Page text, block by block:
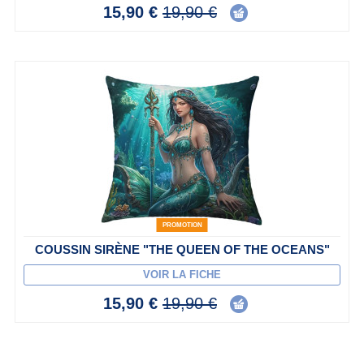
15,90 € 19,90 €
PROMOTION
COUSSIN SIRÈNE "THE QUEEN OF THE OCEANS"
VOIR LA FICHE
15,90 € 19,90 €